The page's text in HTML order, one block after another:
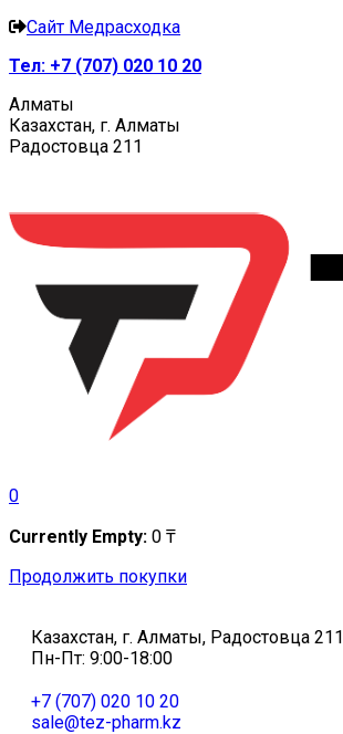
Сайт Медрасходка
Тел: +7 (707) 020 10 20
Алматы
Казахстан, г. Алматы
Радостовца 211
0
Currently Empty: 0 ₸
Продолжить покупки
Казахстан, г. Алматы, Радостовца 211
Пн-Пт: 9:00-18:00
+7 (707) 020 10 20
sale@tez-pharm.kz